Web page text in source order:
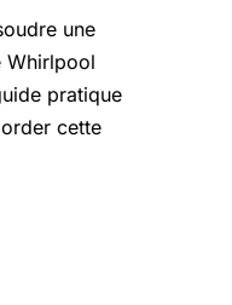
une
Whirlpool
pratique
cette